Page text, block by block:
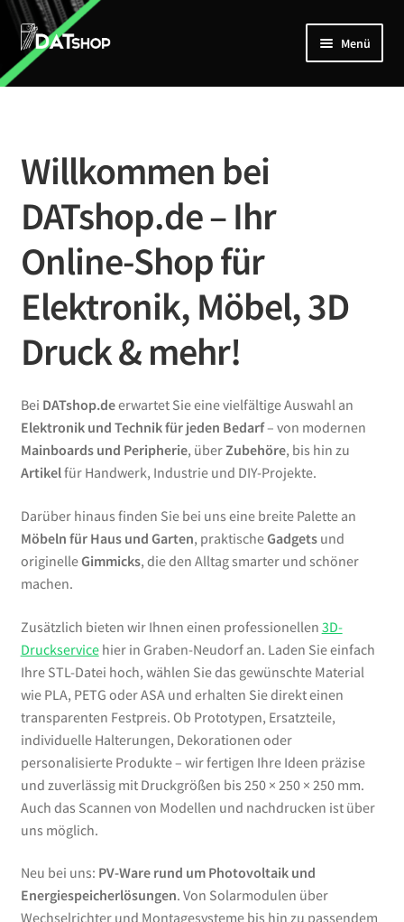
Zur
Navigation
springen
Zum
Inhalt
springen
Menü
Home
Mein Account
Kontakt
Willkommen bei
DATshop.de – Ihr
Online-Shop für
Elektronik, Möbel, 3D
Druck & mehr!
Bei DATshop.deerwartet Sie eine vielfältige Auswahl an
Elektronik und Technik für jeden Bedarf– von modernen
Mainboards und Peripherie, überZubehöre, bis hin zu
Artikelfür Handwerk, Industrie und DIY-Projekte.
Darüber hinaus finden Sie bei uns eine breite Palette an
Möbeln für Haus und Garten, praktischeGadgetsund
originelleGimmicks, die den Alltag smarter und schöner
machen.
Zusätzlich bieten wir Ihnen einen professionellen 3D-
Druckservicehier in Graben-Neudorf an. Laden Sie einfach
Ihre STL-Datei hoch, wählen Sie das gewünschte Material
wie PLA, PETG oder ASA und erhalten Sie direkt einen
transparenten Festpreis. Ob Prototypen, Ersatzteile,
individuelle Halterungen, Dekorationen oder
personalisierte Produkte – wir fertigen Ihre Ideen präzise
und zuverlässig mit Druckgrößen bis 250 × 250 × 250 mm.
Auch das Scannen von Modellen und nachdrucken ist über
uns möglich.
Neu bei uns: PV-Ware rund um Photovoltaik und
Energiespeicherlösungen. Von Solarmodulen über
Wechselrichter und Montagesysteme bis hin zu passendem